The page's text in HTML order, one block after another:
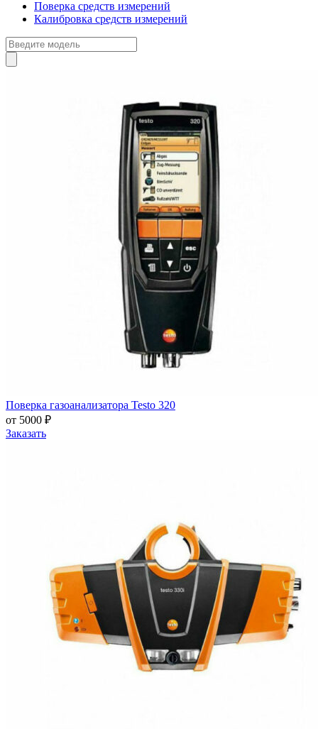
Поверка средств измерений
Калибровка средств измерений
Поверка газоанализатора Testo 320
от 5000 ₽
Заказать